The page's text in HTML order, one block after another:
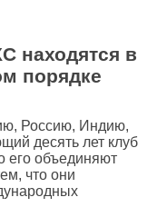
находятся в
порядке
Россию, Индию,
десять лет клуб
его объединяют
что они